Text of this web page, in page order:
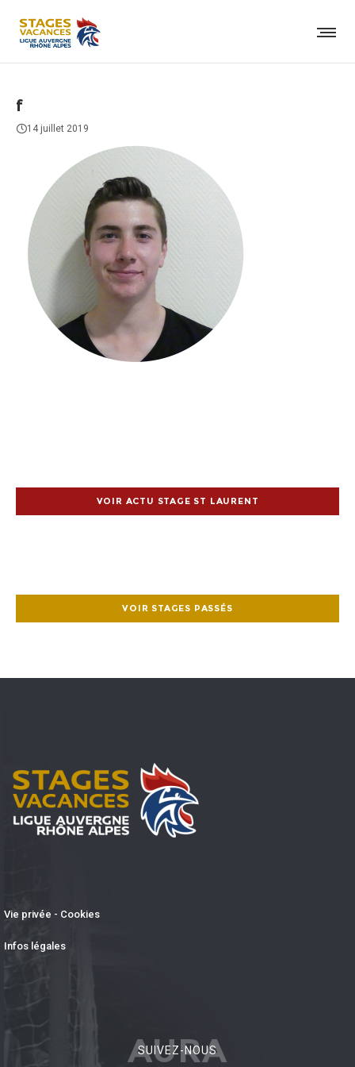
f
14 juillet 2019
VOIR ACTU STAGE ST LAURENT
VOIR STAGES PASSÉS
Vie privée - Cookies
Infos légales
AURA
SUIVEZ-NOUS